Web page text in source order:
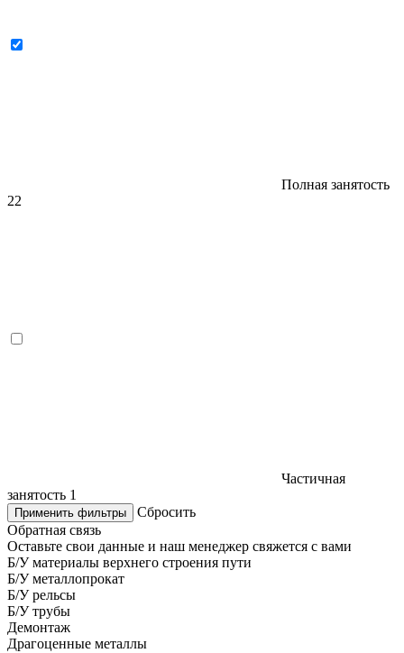
Полная занятость
22
Частичная
занятость 1
Применить фильтры
Сбросить
Обратная связь
Оставьте свои данные и наш менеджер свяжется с вами
Б/У материалы верхнего строения пути
Б/У металлопрокат
Б/У рельсы
Б/У трубы
Демонтаж
Драгоценные металлы